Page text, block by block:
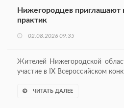
Нижегородцев приглашают
практик
02.08.2026 09:35
Жителей Нижегородской
участие в IX Всероссийском
ЧИТАТЬ ДАЛЕЕ